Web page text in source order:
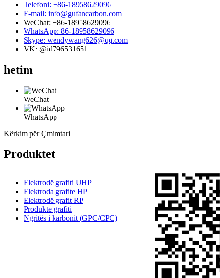
Telefoni: +86-18958629096
E-mail: info@gufancarbon.com
WeChat: +86-18958629096
WhatsApp: 86-18958629096
Skype: wendywang626@qq.com
VK: @id796531651
hetim
WeChat
WhatsApp
Kërkim për Çmimtari
Produktet
Elektrodë grafiti UHP
Elektroda grafite HP
Elektrodë grafit RP
Produkte grafiti
Ngritës i karbonit (GPC/CPC)